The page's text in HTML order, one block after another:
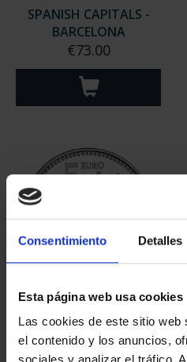
Consentimiento Detalles
Esta página web usa cookies
Las cookies de este sitio web
el contenido y los anuncios,
SPANISH CAPITALS -
BARCELONA
€73.00
SPANISH CAPITALS -
MARID
€73.00